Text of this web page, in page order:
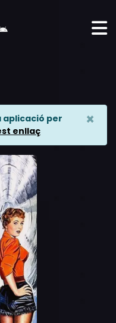
per
enllaç
×